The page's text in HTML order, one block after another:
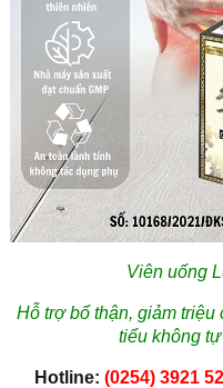
Viên uống
Hỗ trợ bổ thận, giảm
tiểu không
Hotline: (0254) 3921